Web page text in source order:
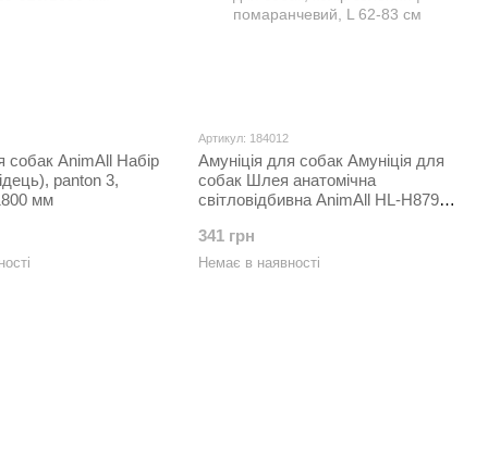
собак AnimAll Набір
panton 3,
мм
Артикул: 184012
Амуніція для собак Амуніція для
собак Шлея анатомічна
світловідбивна AnimAll HL-H8791
помаранчевий, L 62-83 см
341 грн
Немає в наявності